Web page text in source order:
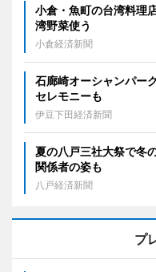
小倉・魚町の台湾料理
湾野菜使う
小倉経済新聞
石廊崎オーシャンパ
セレモニーも
伊豆下田経済新聞
夏の八戸三社大祭で冬
関係者の姿も
八戸経済新聞
プ